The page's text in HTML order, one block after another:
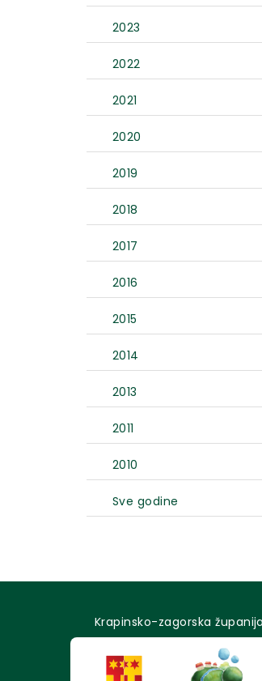
2023
2022
2021
2020
2019
2018
2017
2016
2015
2014
2013
2011
2010
Sve godine
Krapinsko-zagorska županija